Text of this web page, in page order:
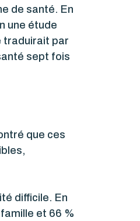
de santé. En
une étude
traduirait par
sept fois
que ces
difficile. En
et 66 %